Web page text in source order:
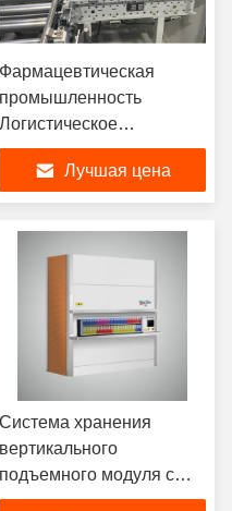
Фармацевтическая
промышленность
Логистическое
оборудование
Неконтролируемая
производственная линия
Лучшая цена
Система хранения
вертикального
подъемного модуля с
высокой плотностью